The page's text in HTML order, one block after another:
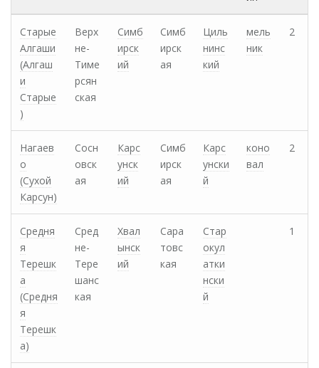
Старые
Алгаши
(Алгаш
и
Старые
)
Верх
не-
Тиме
рсян
ская
Симб
ирск
ий
Симб
ирск
ая
Циль
нинс
кий
мель
ник
2
Нагаев
о
(Сухой
Карсун)
Сосн
овск
ая
Карс
унск
ий
Симб
ирск
ая
Карс
унски
й
коно
вал
2
Средня
я
Терешк
а
(Средня
я
Терешк
а)
Сред
не-
Тере
шанс
кая
Хвал
ынск
ий
Сара
товс
кая
Стар
окул
атки
нски
й
1